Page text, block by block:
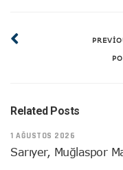
Related Posts
1 AĞUSTOS 2026
Sarıyer, Muğlaspor